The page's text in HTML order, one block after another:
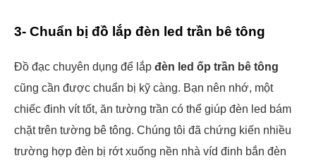
3- Chuẩn bị đồ lắp đèn led trần bê tông
Đồ đạc chuyên dụng để lắp đèn led ốp trần bê tông
cũng cần được chuẩn bị kỹ càng. Bạn nên nhớ, một
chiếc đinh vít tốt, ăn tường trần có thể giúp đèn led bám
chặt trên tường bê tông. Chúng tôi đã chứng kiến nhiều
trường hợp đèn bị rớt xuống nền nhà víd đinh bắn đèn